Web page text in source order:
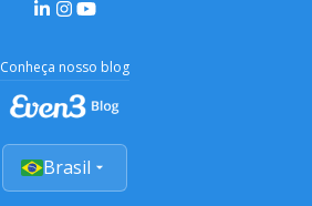
Conheça nosso blog
Brasil